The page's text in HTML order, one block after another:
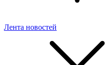
Лента новостей